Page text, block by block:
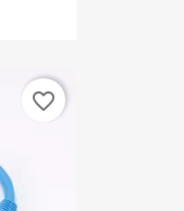
favorite_border